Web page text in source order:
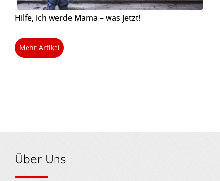
Hilfe, ich werde Mama – was jetzt!
Mehr Artikel
Über Uns